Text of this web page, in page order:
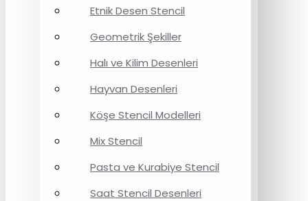
Etnik Desen Stencil
Geometrik Şekiller
Halı ve Kilim Desenleri
Hayvan Desenleri
Köşe Stencil Modelleri
Mix Stencil
Pasta ve Kurabiye Stencil
Saat Stencil Desenleri